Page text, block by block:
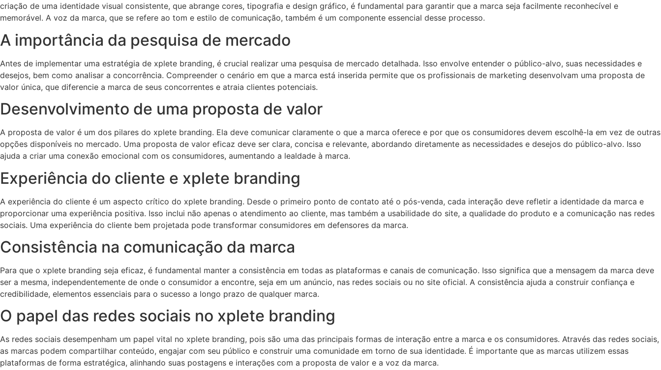
criação de uma identidade visual consistente, que abrange cores, tipografia e design gráfico, é fundamental para garantir que a marca seja facilmente reconhecível e
memorável. A voz da marca, que se refere ao tom e estilo de comunicação, também é um componente essencial desse processo.
A importância da pesquisa de mercado
Antes de implementar uma estratégia de xplete branding, é crucial realizar uma pesquisa de mercado detalhada. Isso envolve entender o público-alvo, suas necessidades e
desejos, bem como analisar a concorrência. Compreender o cenário em que a marca está inserida permite que os profissionais de marketing desenvolvam uma proposta de
valor única, que diferencie a marca de seus concorrentes e atraia clientes potenciais.
Desenvolvimento de uma proposta de valor
A proposta de valor é um dos pilares do xplete branding. Ela deve comunicar claramente o que a marca oferece e por que os consumidores devem escolhê-la em vez de outras
opções disponíveis no mercado. Uma proposta de valor eficaz deve ser clara, concisa e relevante, abordando diretamente as necessidades e desejos do público-alvo. Isso
ajuda a criar uma conexão emocional com os consumidores, aumentando a lealdade à marca.
Experiência do cliente e xplete branding
A experiência do cliente é um aspecto crítico do xplete branding. Desde o primeiro ponto de contato até o pós-venda, cada interação deve refletir a identidade da marca e
proporcionar uma experiência positiva. Isso inclui não apenas o atendimento ao cliente, mas também a usabilidade do site, a qualidade do produto e a comunicação nas redes
sociais. Uma experiência do cliente bem projetada pode transformar consumidores em defensores da marca.
Consistência na comunicação da marca
Para que o xplete branding seja eficaz, é fundamental manter a consistência em todas as plataformas e canais de comunicação. Isso significa que a mensagem da marca deve
ser a mesma, independentemente de onde o consumidor a encontre, seja em um anúncio, nas redes sociais ou no site oficial. A consistência ajuda a construir confiança e
credibilidade, elementos essenciais para o sucesso a longo prazo de qualquer marca.
O papel das redes sociais no xplete branding
As redes sociais desempenham um papel vital no xplete branding, pois são uma das principais formas de interação entre a marca e os consumidores. Através das redes sociais,
as marcas podem compartilhar conteúdo, engajar com seu público e construir uma comunidade em torno de sua identidade. É importante que as marcas utilizem essas
plataformas de forma estratégica, alinhando suas postagens e interações com a proposta de valor e a voz da marca.